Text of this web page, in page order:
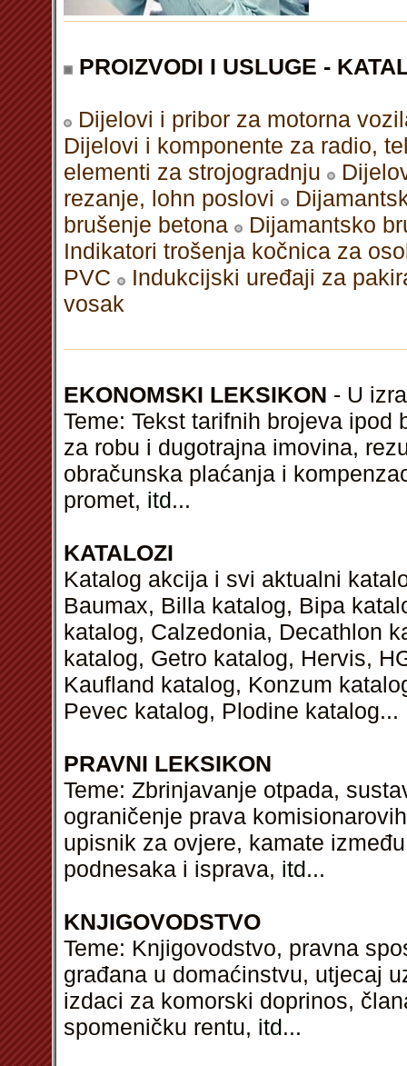
PROIZVODI I USLUGE -
Dijelovi i pribor za motorna
Dijelovi i komponente za radio,
elementi za strojogradnju
rezanje, lohn poslovi
brušenje betona
Dijamantsko
Indikatori trošenja kočnica za
PVC
Indukcijski uređaji za
vosak
EKONOMSKI LEKSIKON - U
Teme: Tekst tarifnih brojeva
za robu i dugotrajna imovina,
obračunska plaćanja i
promet, itd...
KATALOZI
Katalog akcija i svi aktualni
Baumax, Billa katalog, Bipa
katalog, Calzedonia, Decathlon
katalog, Getro katalog, Hervis,
Kaufland katalog, Konzum
Pevec katalog, Plodine katalog...
PRAVNI LEKSIKON
Teme: Zbrinjavanje otpada,
ograničenje prava
upisnik za ovjere, kamate
podnesaka i isprava, itd...
KNJIGOVODSTVO
Teme: Knjigovodstvo, pravna
građana u domaćinstvu, utjecaj
izdaci za komorski doprinos,
spomeničku rentu, itd...